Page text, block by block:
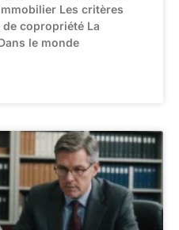
Les critères
de copropriété La
le monde